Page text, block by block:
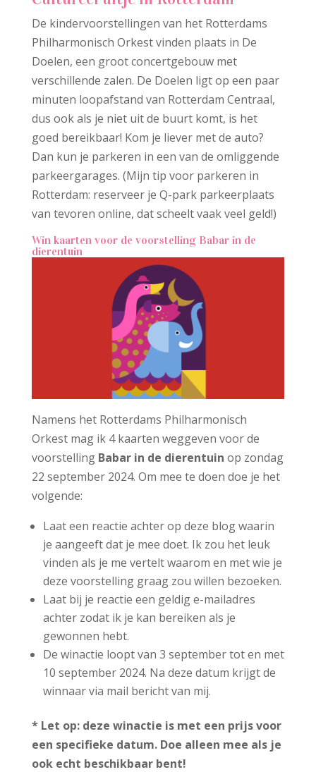
De kindervoorstellingen van het Rotterdams
Philharmonisch Orkest vinden plaats in De
Doelen, een groot concertgebouw met
verschillende zalen. De Doelen ligt op een paar
minuten loopafstand van Rotterdam Centraal,
dus ook als je niet uit de buurt komt, is het
goed bereikbaar! Kom je liever met de auto?
Dan kun je parkeren in een van de omliggende
parkeergarages. (Mijn tip voor parkeren in
Rotterdam: reserveer je Q-park parkeerplaats
van tevoren online, dat scheelt vaak veel geld!)
Win kaarten voor de voorstelling Babar in de
dierentuin
Namens het Rotterdams Philharmonisch
Orkest mag ik 4 kaarten weggeven voor de
voorstelling Babar in de dierentuin op zondag
22 september 2024. Om mee te doen doe je het
volgende:
Laat een reactie achter op deze blog waarin
je aangeeft dat je mee doet. Ik zou het leuk
vinden als je me vertelt waarom en met wie je
deze voorstelling graag zou willen bezoeken.
Laat bij je reactie een geldig e-mailadres
achter zodat ik je kan bereiken als je
gewonnen hebt.
De winactie loopt van 3 september tot en met
10 september 2024. Na deze datum krijgt de
winnaar via mail bericht van mij.
* Let op: deze winactie is met een prijs voor
een specifieke datum. Doe alleen mee als je
ook echt beschikbaar bent!